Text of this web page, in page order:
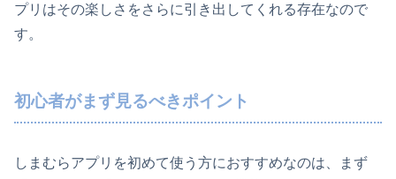
プリはその楽しさをさらに引き出してくれる存在なので
す。
初心者がまず見るべきポイント
しまむらアプリを初めて使う方におすすめなのは、まず